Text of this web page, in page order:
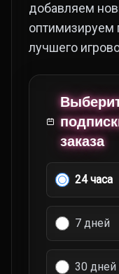
добавляем
оптимизируем
лучшего
заказа
24 часа
7 дней
30 дней